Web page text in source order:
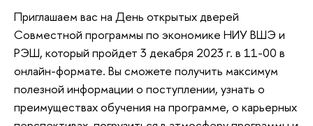
Приглашаем вас на День открытых дверей
Совместной программы по экономике НИУ ВШЭ и
РЭШ, который пройдет 3 декабря 2023 г. в 11-00 в
онлайн-формате. Вы сможете получить максимум
полезной информации о поступлении, узнать о
преимуществах обучения на программе, о карьерных